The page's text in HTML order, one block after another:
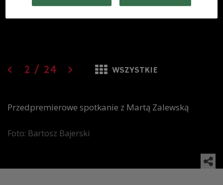
2 / 24 WSZYSTKIE
Przedpremierowe spotkanie z Martą Zalewską
Foto: Bartosz Bajerski